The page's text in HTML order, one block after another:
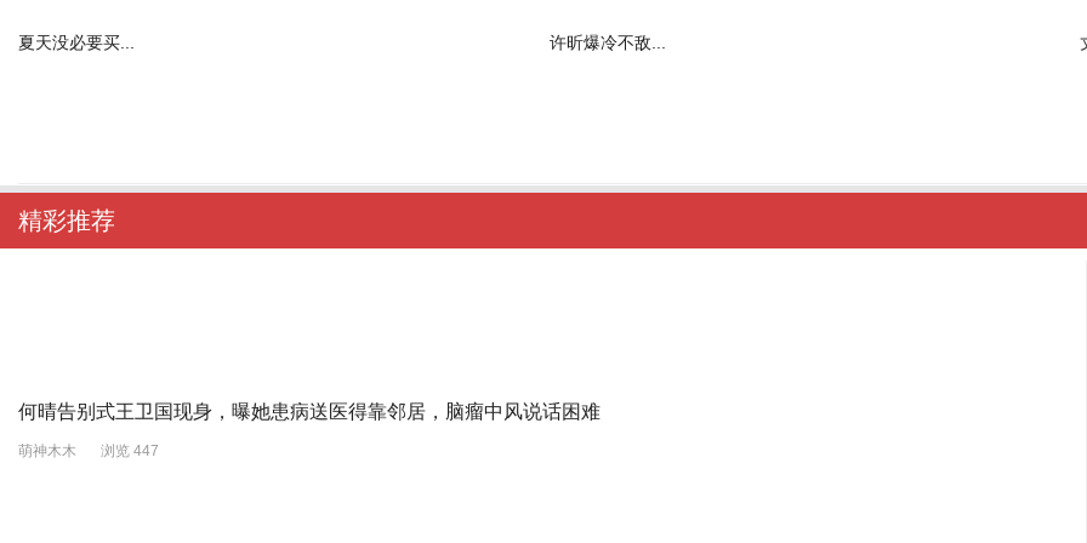
夏天没必要买... 许昕爆冷不敌...
精彩推荐
何晴告别式王卫国现身，曝她患病送医得靠邻居，脑瘤中风说话困难
萌神木木 浏览 447